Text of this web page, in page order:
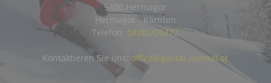
9620 Hermagor
Hermagor - Kärnten
Telefon: 04282/20472
Kontaktieren Sie uns: office@gailtal-journal.at